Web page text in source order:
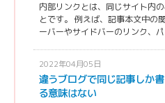
内部リンクとは、同じサイト内
とです。 例えば、記事本文中の
ーバーやサイドバーのリンク、
2022年04月05日
違うブログで同じ記事しか
る意味はない